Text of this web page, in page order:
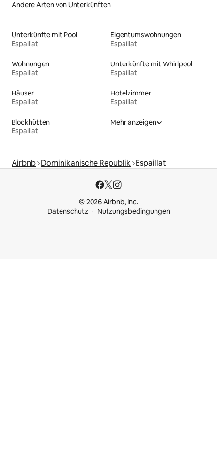
Andere Arten von Unterkünften
Unterkünfte mit Pool
Espaillat
Eigentumswohnungen
Espaillat
Wohnungen
Espaillat
Unterkünfte mit Whirlpool
Espaillat
Häuser
Espaillat
Hotelzimmer
Espaillat
Blockhütten
Espaillat
Mehr anzeigen
Airbnb Dominikanische Republik Espaillat
© 2026 Airbnb, Inc.
Datenschutz
Nutzungsbedingungen